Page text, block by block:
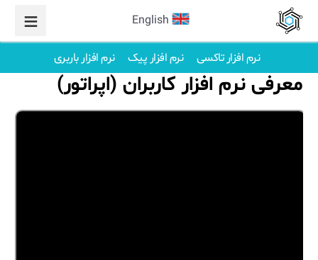
English
نرم افزار تاکسی نرم افزار پیک نرم افزار باربری
معرفی نرم افزار کاربران (اپراتور)